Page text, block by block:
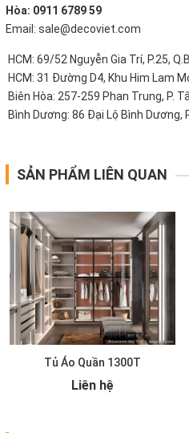
Hòa: 0911 6789 59
Email: sale@decoviet.com
HCM: 69/52 Nguyễn Gia Trí, P.25,
HCM: 31 Đường D4, Khu Him Lam
Biên Hòa: 257-259 Phan Trung, P.
Bình Dương: 86 Đại Lộ Bình Dương,
SẢN PHẨM LIÊN QUAN
Tủ Áo Quần 1300T
Liên hệ